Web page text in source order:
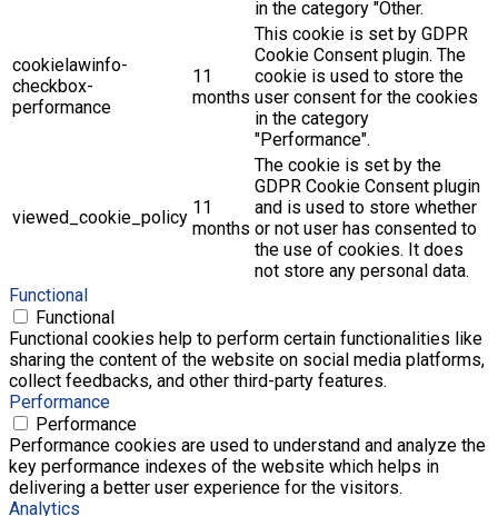
in the category "Other.
cookielawinfo-
checkbox-
performance
11
months
This cookie is set by GDPR
Cookie Consent plugin. The
cookie is used to store the
user consent for the cookies
in the category
"Performance".
viewed_cookie_policy 11
months
The cookie is set by the
GDPR Cookie Consent plugin
and is used to store whether
or not user has consented to
the use of cookies. It does
not store any personal data.
Functional
Functional
Functional cookies help to perform certain functionalities like
sharing the content of the website on social media platforms,
collect feedbacks, and other third-party features.
Performance
Performance
Performance cookies are used to understand and analyze the
key performance indexes of the website which helps in
delivering a better user experience for the visitors.
Analytics